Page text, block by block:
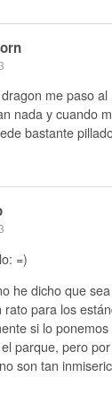
me paso
nada y cuando
bastante
=)
he dicho que
rato para los
si lo
parque, pero
son tan